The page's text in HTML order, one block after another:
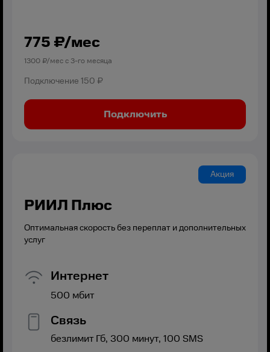
775 ₽/мес
1300₽/мес с 3-го месяца
Подключение 150 ₽
Подключить
Акция
РИИЛ Плюс
Оптимальная скорость без переплат и дополнительных
услуг
Интернет
500 мбит
Связь
безлимитГб, 300 минут, 100 SMS